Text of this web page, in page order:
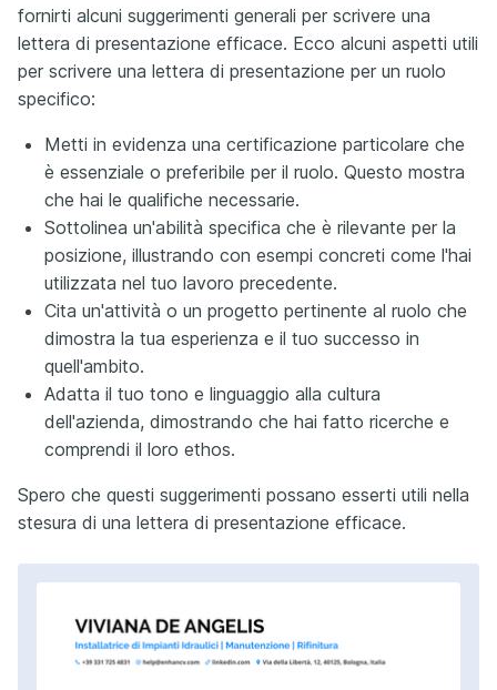
fornirti alcuni suggerimenti generali per scrivere una
lettera di presentazione efficace. Ecco alcuni aspetti utili
per scrivere una lettera di presentazione per un ruolo
specifico:
Metti in evidenza una certificazione particolare che
è essenziale o preferibile per il ruolo. Questo mostra
che hai le qualifiche necessarie.
Sottolinea un'abilità specifica che è rilevante per la
posizione, illustrando con esempi concreti come l'hai
utilizzata nel tuo lavoro precedente.
Cita un'attività o un progetto pertinente al ruolo che
dimostra la tua esperienza e il tuo successo in
quell'ambito.
Adatta il tuo tono e linguaggio alla cultura
dell'azienda, dimostrando che hai fatto ricerche e
comprendi il loro ethos.
Spero che questi suggerimenti possano esserti utili nella
stesura di una lettera di presentazione efficace.